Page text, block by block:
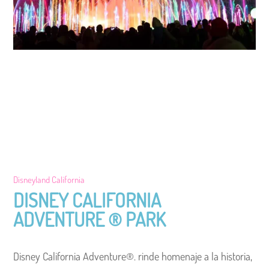
Disneyland California
DISNEY CALIFORNIA
ADVENTURE ® PARK
Disney California Adventure®. rinde homenaje a la historia,